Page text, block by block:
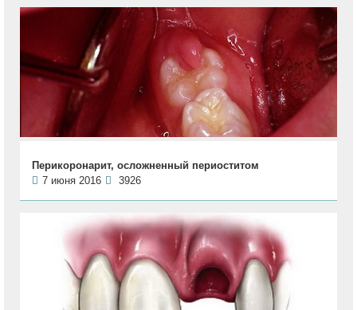
Перикоронарит, осложненный периоститом
7 июня 2016
3926